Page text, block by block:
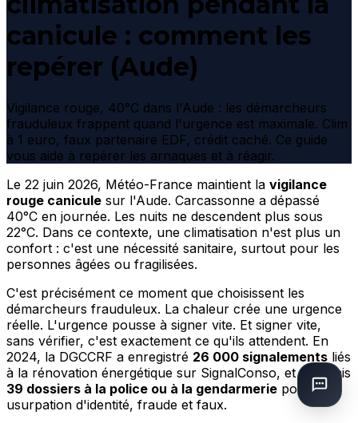
canicule : comment les
repérer (Aude)
Vigilance rouge, 40°C dans l'Aude : les démarcheurs
frauduleux frappent quand l'urgence est maximale. Clim
à 1 euro, faux partenaire EDF, crédit caché. Ce guide
vous aide à repérer les arnaques et à réagir.
Le 22 juin 2026, Météo-France maintient la vigilance
rouge canicule sur l'Aude. Carcassonne a dépassé
40°C en journée. Les nuits ne descendent plus sous
22°C. Dans ce contexte, une climatisation n'est plus un
confort : c'est une nécessité sanitaire, surtout pour les
personnes âgées ou fragilisées.
C'est précisément ce moment que choisissent les
démarcheurs frauduleux. La chaleur crée une urgence
réelle. L'urgence pousse à signer vite. Et signer vite,
sans vérifier, c'est exactement ce qu'ils attendent. En
2024, la DGCCRF a enregistré 26 000 signalements liés
à la rénovation énergétique sur SignalConso, et transmis
39 dossiers à la police ou à la gendarmerie pour
usurpation d'identité, fraude et faux.